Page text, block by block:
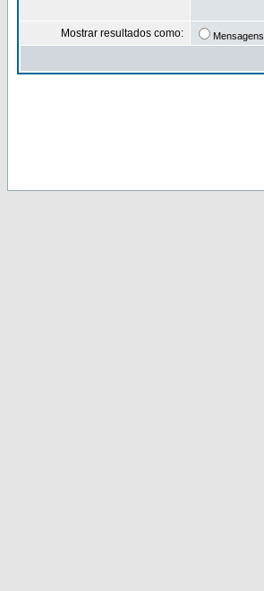
Mostrar resultados como: Mensagens